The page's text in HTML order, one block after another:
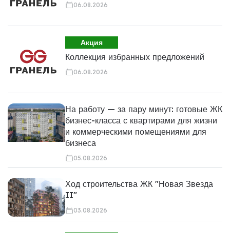
06.08.2026
Акция
Коллекция избранных предложений
06.08.2026
На работу — за пару минут: готовые ЖК
бизнес-класса с квартирами для жизни
и коммерческими помещениями для
бизнеса
05.08.2026
Ход строительства ЖК "Новая Звезда
II"
03.08.2026